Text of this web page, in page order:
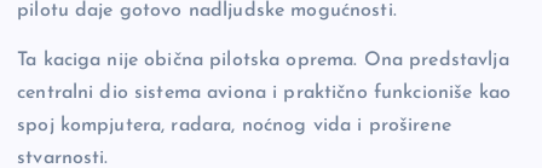
pilotu daje gotovo nadljudske mogućnosti.
Ta kaciga nije obična pilotska oprema. Ona predstavlja
centralni dio sistema aviona i praktično funkcioniše kao
spoj kompjutera, radara, noćnog vida i proširene
stvarnosti.